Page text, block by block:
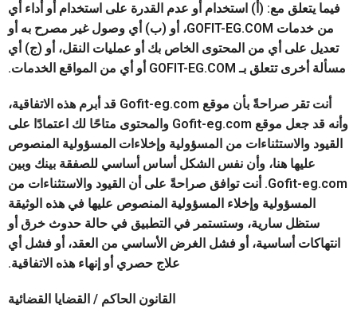
فيما يتعلق مع: (أ) استخدام أو عدم القدرة على استخدام أو أداء أي
من خدمات GOFIT-EG.COM، أو (ب) أي وصول غير مصرح به أو
تعديل على أي من المحتوى الخاص بك أو عمليات النقل، أو (ج) أي
مسألة أخرى تتعلق بـ GOFIT-EG.COM أو أي من المواقع الخدمات.
أنت تقر صراحةً بأن موقع Gofit-eg.com قد أبرم هذه الاتفاقية،
وأنه قد جعل موقع Gofit-eg.com والمحتوى متاحًا لك اعتمادًا على
القيود والاستثناءات من المسؤولية وإخلاءات المسؤولية المنصوص
عليها هنا، وأن نفس الشكل أساس أساسي للصفقة بينك وبين
Gofit-eg.com. أنت توافق صراحةً على أن القيود والاستثناءات من
المسؤولية وإخلاء المسؤولية المنصوص عليها في هذه الوثيقة
ستظل سارية، وستستمر في التطبيق في حالة حدوث خرق أو
انتهاكات أساسية، أو فشل الغرض الأساسي من العقد، أو فشل أي
علاج حصري أو إنهاء هذه الاتفاقية.
القانون الحاكم / القضايا القضائية